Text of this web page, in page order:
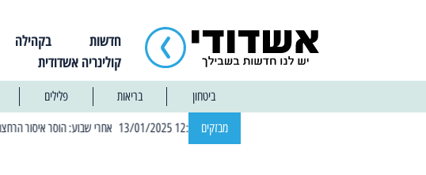
חדשות בקהילה
קולינריה אשדודית
ביטחון בריאות פלילים
מבזקים